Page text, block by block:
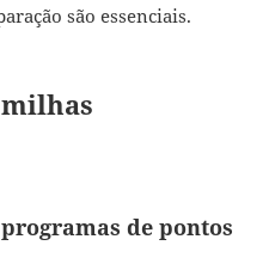
são essenciais.
de pontos